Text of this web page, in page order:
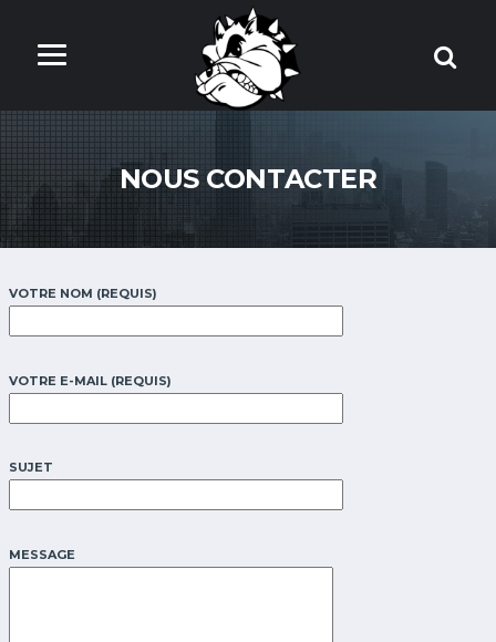
NOUS CONTACTER
VOTRE NOM (REQUIS)
VOTRE E-MAIL (REQUIS)
SUJET
MESSAGE